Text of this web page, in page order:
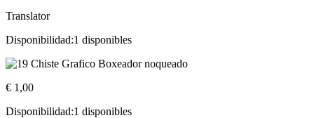
Translator
Disponibilidad:1 disponibles
€ 1,00
Disponibilidad:1 disponibles